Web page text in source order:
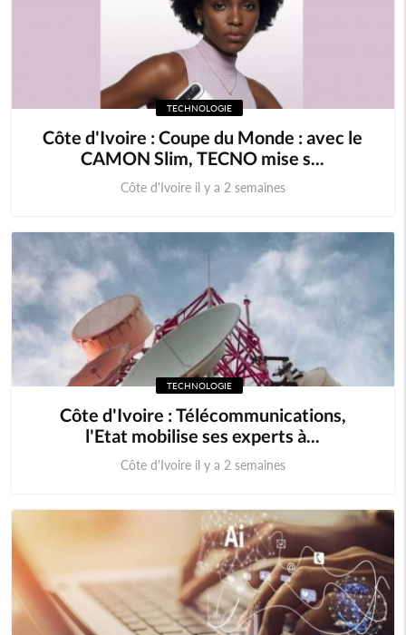
Niger
Ouganda
Sao Tomé
Sierra Leone Somalie
Tchad
Togo Zambie
Zimbabwe Algérie
Comores Egypte
Tunisie
Cedeao
Monde
TECHNOLOGIE
Côte d'Ivoire : Coupe du Monde : avec le
CAMON Slim, TECNO mise s...
Côte d'Ivoire il y a 2 semaines
TECHNOLOGIE
Côte d'Ivoire : Télécommunications,
l'Etat mobilise ses experts à...
Côte d'Ivoire il y a 2 semaines